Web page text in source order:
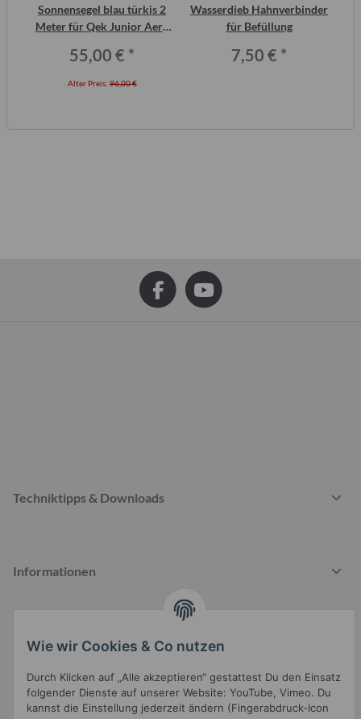
Sonnensegel blau türkis 2
Meter für Qek Junior Aero
55,00 € *
Alter Preis:96,00 €
Wasserdieb Hahnverbinder
für Befüllung
7,50 € *
Techniktipps & Downloads
Informationen
Gesetzliche Informationen
Wie wir Cookies & Co nutzen
Durch Klicken auf „Alle akzeptieren“ gestattest Du den Einsatz
folgender Dienste auf unserer Website: YouTube, Vimeo. Du
kannst die Einstellung jederzeit ändern (Fingerabdruck-Icon